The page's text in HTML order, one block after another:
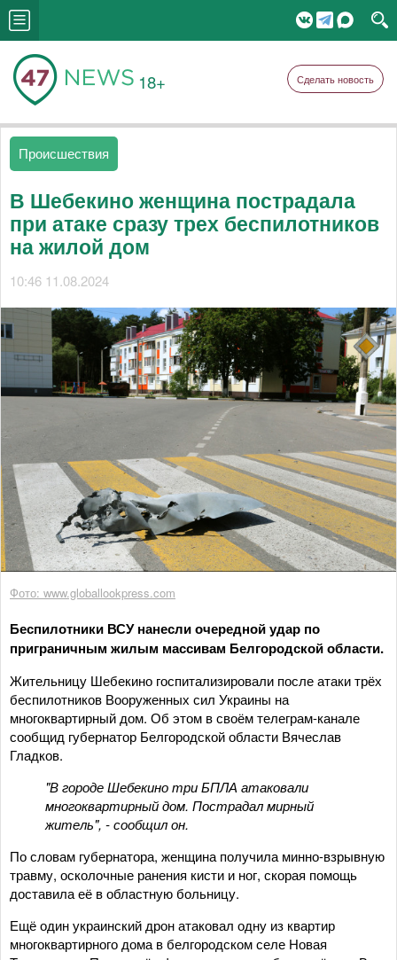
18+ Сделать новость
Происшествия
В Шебекино женщина пострадала
при атаке сразу трех беспилотников
на жилой дом
10:46 11.08.2024
Фото: www.globallookpress.com
Беспилотники ВСУ нанесли очередной удар по
приграничным жилым массивам Белгородской области.
Жительницу Шебекино госпитализировали после атаки трёх
беспилотников Вооруженных сил Украины на
многоквартирный дом. Об этом в своём телеграм-канале
сообщид губернатор Белгородской области Вячеслав
Гладков.
"В городе Шебекино три БПЛА атаковали
многоквартирный дом. Пострадал мирный
житель", - сообщил он.
По словам губернатора, женщина получила минно-взрывную
травму, осколочные ранения кисти и ног, скорая помощь
доставила её в областную больницу.
Ещё один украинский дрон атаковал одну из квартир
многоквартирного дома в белгородском селе Новая